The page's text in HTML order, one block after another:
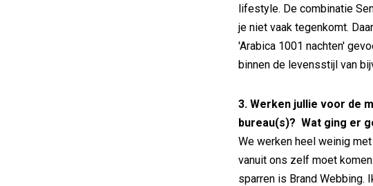
lifestyle. De combinatie
je niet vaak tegenkomt.
'Arabica 1001 nachten'
binnen de levensstijl van
3. Werken jullie voor de
bureau(s)? Wat ging er
We werken heel weinig
vanuit ons zelf moet
sparren is Brand Webbing.